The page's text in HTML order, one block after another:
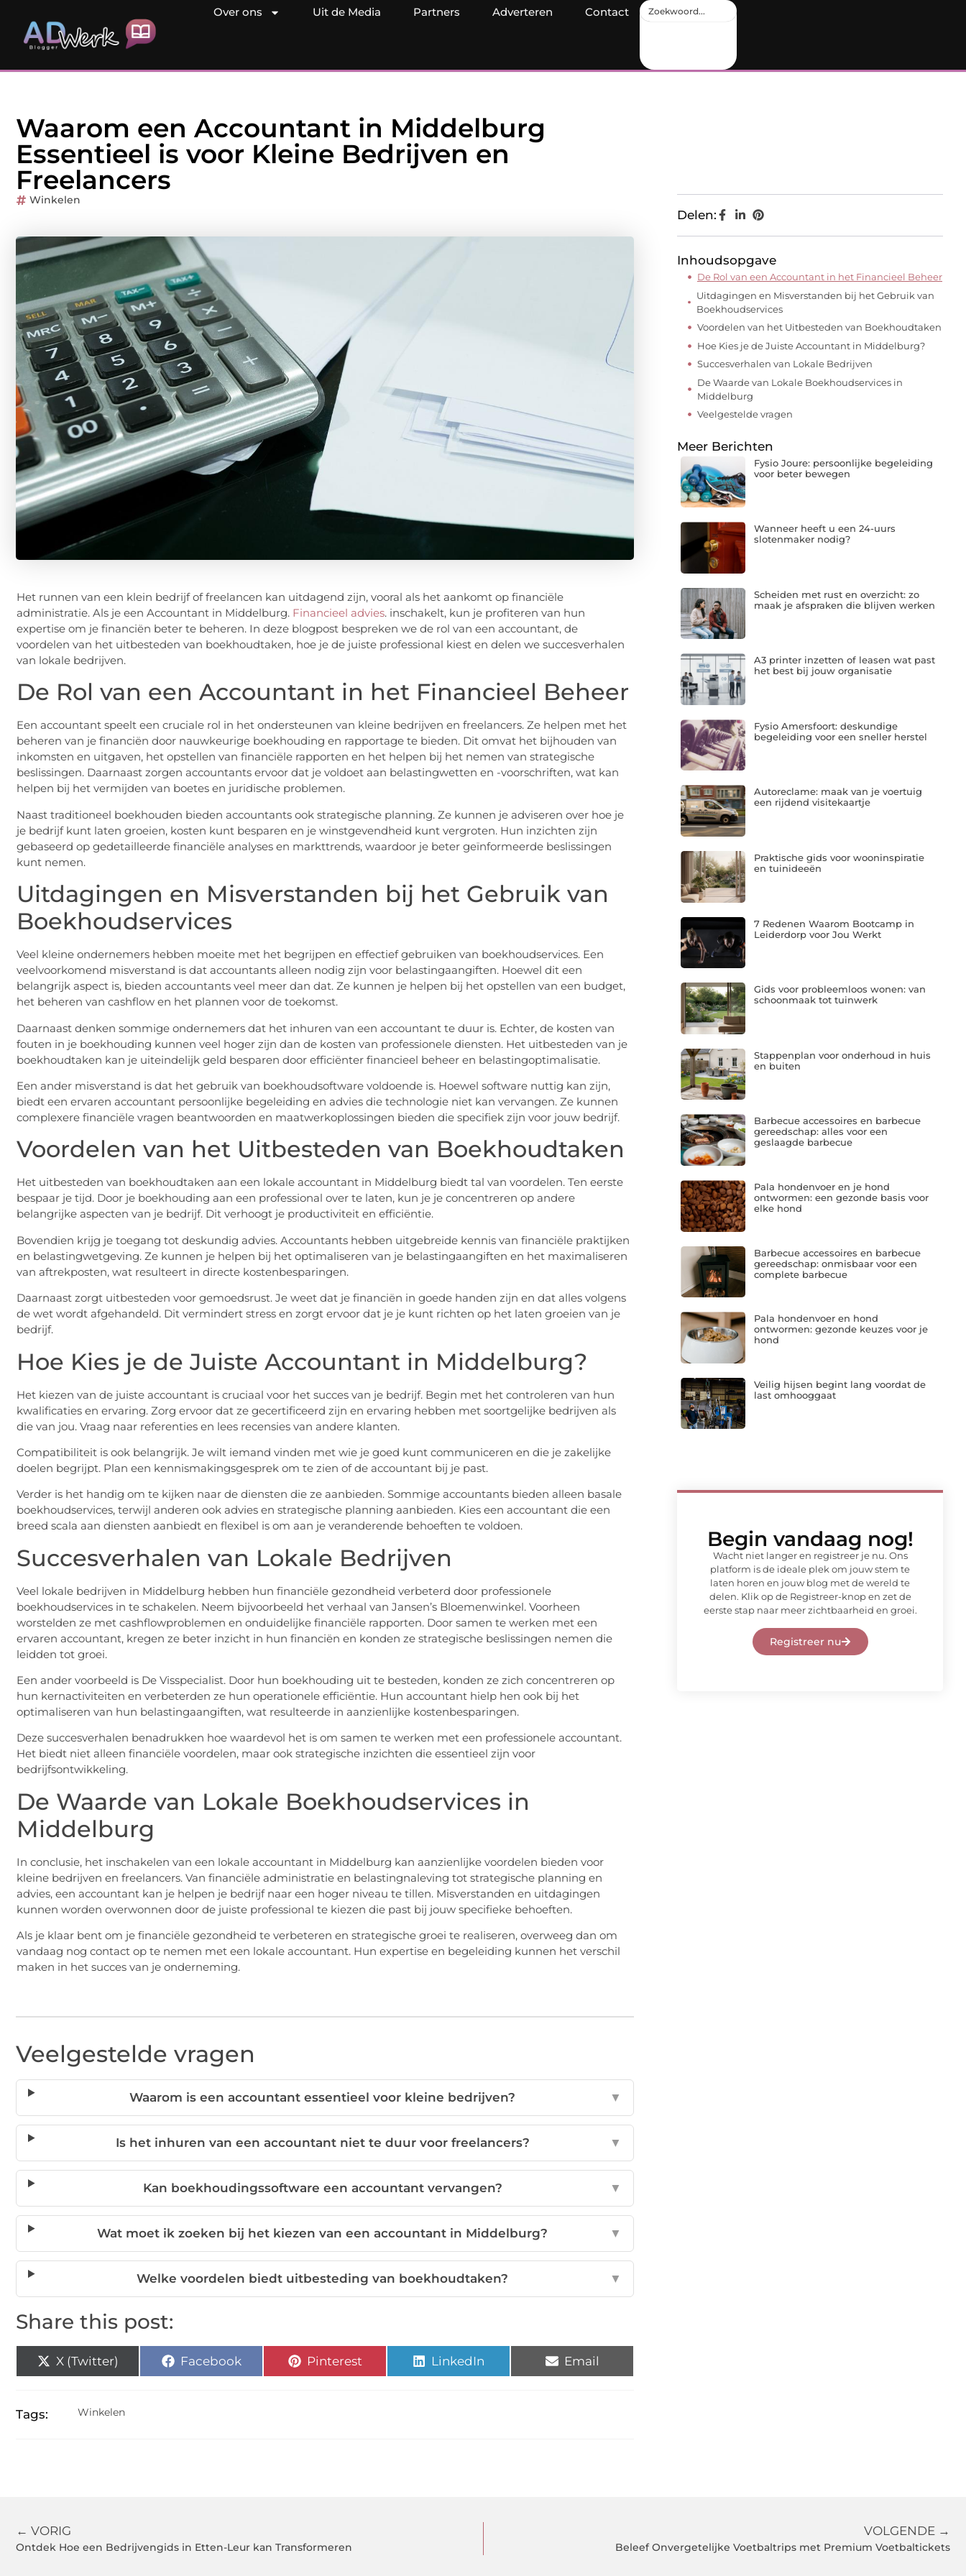
Over ons Uit de Media Partners Adverteren Contact
Waarom een Accountant in Middelburg
Essentieel is voor Kleine Bedrijven en
Freelancers
Winkelen
Het runnen van een klein bedrijf of freelancen kan uitdagend zijn, vooral als het aankomt op financiële
administratie. Als je een Accountant in Middelburg. Financieel advies. inschakelt, kun je profiteren van hun
expertise om je financiën beter te beheren. In deze blogpost bespreken we de rol van een accountant, de
voordelen van het uitbesteden van boekhoudtaken, hoe je de juiste professional kiest en delen we succesverhalen
van lokale bedrijven.
De Rol van een Accountant in het Financieel Beheer
Een accountant speelt een cruciale rol in het ondersteunen van kleine bedrijven en freelancers. Ze helpen met het
beheren van je financiën door nauwkeurige boekhouding en rapportage te bieden. Dit omvat het bijhouden van
inkomsten en uitgaven, het opstellen van financiële rapporten en het helpen bij het nemen van strategische
beslissingen. Daarnaast zorgen accountants ervoor dat je voldoet aan belastingwetten en -voorschriften, wat kan
helpen bij het vermijden van boetes en juridische problemen.
Naast traditioneel boekhouden bieden accountants ook strategische planning. Ze kunnen je adviseren over hoe je
je bedrijf kunt laten groeien, kosten kunt besparen en je winstgevendheid kunt vergroten. Hun inzichten zijn
gebaseerd op gedetailleerde financiële analyses en markttrends, waardoor je beter geïnformeerde beslissingen
kunt nemen.
Uitdagingen en Misverstanden bij het Gebruik van
Boekhoudservices
Veel kleine ondernemers hebben moeite met het begrijpen en effectief gebruiken van boekhoudservices. Een
veelvoorkomend misverstand is dat accountants alleen nodig zijn voor belastingaangiften. Hoewel dit een
belangrijk aspect is, bieden accountants veel meer dan dat. Ze kunnen je helpen bij het opstellen van een budget,
het beheren van cashflow en het plannen voor de toekomst.
Daarnaast denken sommige ondernemers dat het inhuren van een accountant te duur is. Echter, de kosten van
fouten in je boekhouding kunnen veel hoger zijn dan de kosten van professionele diensten. Het uitbesteden van je
boekhoudtaken kan je uiteindelijk geld besparen door efficiënter financieel beheer en belastingoptimalisatie.
Een ander misverstand is dat het gebruik van boekhoudsoftware voldoende is. Hoewel software nuttig kan zijn,
biedt een ervaren accountant persoonlijke begeleiding en advies die technologie niet kan vervangen. Ze kunnen
complexere financiële vragen beantwoorden en maatwerkoplossingen bieden die specifiek zijn voor jouw bedrijf.
Voordelen van het Uitbesteden van Boekhoudtaken
Het uitbesteden van boekhoudtaken aan een lokale accountant in Middelburg biedt tal van voordelen. Ten eerste
bespaar je tijd. Door je boekhouding aan een professional over te laten, kun je je concentreren op andere
belangrijke aspecten van je bedrijf. Dit verhoogt je productiviteit en efficiëntie.
Bovendien krijg je toegang tot deskundig advies. Accountants hebben uitgebreide kennis van financiële praktijken
en belastingwetgeving. Ze kunnen je helpen bij het optimaliseren van je belastingaangiften en het maximaliseren
van aftrekposten, wat resulteert in directe kostenbesparingen.
Daarnaast zorgt uitbesteden voor gemoedsrust. Je weet dat je financiën in goede handen zijn en dat alles volgens
de wet wordt afgehandeld. Dit vermindert stress en zorgt ervoor dat je je kunt richten op het laten groeien van je
bedrijf.
Hoe Kies je de Juiste Accountant in Middelburg?
Het kiezen van de juiste accountant is cruciaal voor het succes van je bedrijf. Begin met het controleren van hun
kwalificaties en ervaring. Zorg ervoor dat ze gecertificeerd zijn en ervaring hebben met soortgelijke bedrijven als
die van jou. Vraag naar referenties en lees recensies van andere klanten.
Compatibiliteit is ook belangrijk. Je wilt iemand vinden met wie je goed kunt communiceren en die je zakelijke
doelen begrijpt. Plan een kennismakingsgesprek om te zien of de accountant bij je past.
Verder is het handig om te kijken naar de diensten die ze aanbieden. Sommige accountants bieden alleen basale
boekhoudservices, terwijl anderen ook advies en strategische planning aanbieden. Kies een accountant die een
breed scala aan diensten aanbiedt en flexibel is om aan je veranderende behoeften te voldoen.
Succesverhalen van Lokale Bedrijven
Veel lokale bedrijven in Middelburg hebben hun financiële gezondheid verbeterd door professionele
boekhoudservices in te schakelen. Neem bijvoorbeeld het verhaal van Jansen’s Bloemenwinkel. Voorheen
worstelden ze met cashflowproblemen en onduidelijke financiële rapporten. Door samen te werken met een
ervaren accountant, kregen ze beter inzicht in hun financiën en konden ze strategische beslissingen nemen die
leidden tot groei.
Een ander voorbeeld is De Visspecialist. Door hun boekhouding uit te besteden, konden ze zich concentreren op
hun kernactiviteiten en verbeterden ze hun operationele efficiëntie. Hun accountant hielp hen ook bij het
optimaliseren van hun belastingaangiften, wat resulteerde in aanzienlijke kostenbesparingen.
Deze succesverhalen benadrukken hoe waardevol het is om samen te werken met een professionele accountant.
Het biedt niet alleen financiële voordelen, maar ook strategische inzichten die essentieel zijn voor
bedrijfsontwikkeling.
De Waarde van Lokale Boekhoudservices in
Middelburg
In conclusie, het inschakelen van een lokale accountant in Middelburg kan aanzienlijke voordelen bieden voor
kleine bedrijven en freelancers. Van financiële administratie en belastingnaleving tot strategische planning en
advies, een accountant kan je helpen je bedrijf naar een hoger niveau te tillen. Misverstanden en uitdagingen
kunnen worden overwonnen door de juiste professional te kiezen die past bij jouw specifieke behoeften.
Als je klaar bent om je financiële gezondheid te verbeteren en strategische groei te realiseren, overweeg dan om
vandaag nog contact op te nemen met een lokale accountant. Hun expertise en begeleiding kunnen het verschil
maken in het succes van je onderneming.
Veelgestelde vragen
Waarom is een accountant essentieel voor kleine bedrijven? ▼
Is het inhuren van een accountant niet te duur voor freelancers? ▼
Kan boekhoudingssoftware een accountant vervangen? ▼
Wat moet ik zoeken bij het kiezen van een accountant in Middelburg? ▼
Welke voordelen biedt uitbesteding van boekhoudtaken? ▼
Share this post:
X (Twitter) Facebook Pinterest LinkedIn Email
Tags: Winkelen
Delen:
Inhoudsopgave
De Rol van een Accountant in het Financieel Beheer
Uitdagingen en Misverstanden bij het Gebruik van
Boekhoudservices
Voordelen van het Uitbesteden van Boekhoudtaken
Hoe Kies je de Juiste Accountant in Middelburg?
Succesverhalen van Lokale Bedrijven
De Waarde van Lokale Boekhoudservices in
Middelburg
Veelgestelde vragen
Meer Berichten
Fysio Joure: persoonlijke begeleiding
voor beter bewegen
Wanneer heeft u een 24-uurs
slotenmaker nodig?
Scheiden met rust en overzicht: zo
maak je afspraken die blijven werken
A3 printer inzetten of leasen wat past
het best bij jouw organisatie
Fysio Amersfoort: deskundige
begeleiding voor een sneller herstel
Autoreclame: maak van je voertuig
een rijdend visitekaartje
Praktische gids voor wooninspiratie
en tuinideeën
7 Redenen Waarom Bootcamp in
Leiderdorp voor Jou Werkt
Gids voor probleemloos wonen: van
schoonmaak tot tuinwerk
Stappenplan voor onderhoud in huis
en buiten
Barbecue accessoires en barbecue
gereedschap: alles voor een
geslaagde barbecue
Pala hondenvoer en je hond
ontwormen: een gezonde basis voor
elke hond
Barbecue accessoires en barbecue
gereedschap: onmisbaar voor een
complete barbecue
Pala hondenvoer en hond
ontwormen: gezonde keuzes voor je
hond
Veilig hijsen begint lang voordat de
last omhooggaat
Begin vandaag nog!
Wacht niet langer en registreer je nu. Ons
platform is de ideale plek om jouw stem te
laten horen en jouw blog met de wereld te
delen. Klik op de Registreer-knop en zet de
eerste stap naar meer zichtbaarheid en groei.
Registreer nu
← VORIG
Ontdek Hoe een Bedrijvengids in Etten-Leur kan Transformeren
VOLGENDE →
Beleef Onvergetelijke Voetbaltrips met Premium Voetbaltickets